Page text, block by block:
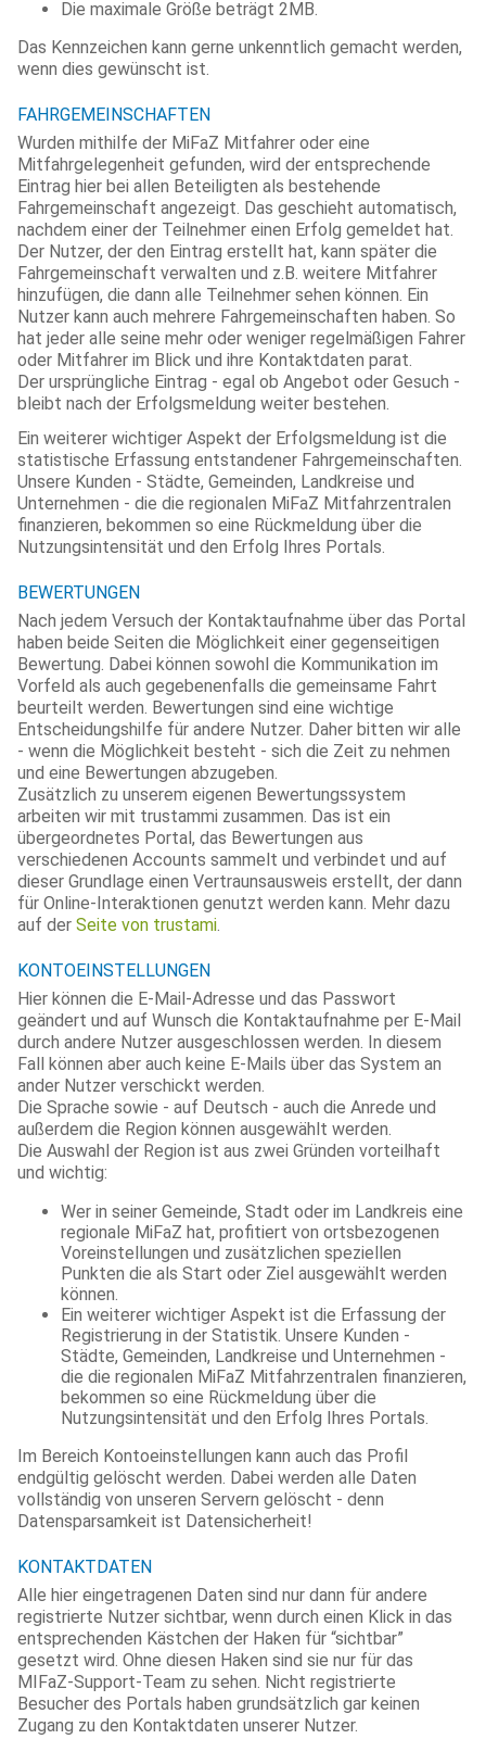
Die maximale Größe beträgt 2MB.
Das Kennzeichen kann gerne unkenntlich gemacht werden,
wenn dies gewünscht ist.
FAHRGEMEINSCHAFTEN
Wurden mithilfe der MiFaZ Mitfahrer oder eine
Mitfahrgelegenheit gefunden, wird der entsprechende
Eintrag hier bei allen Beteiligten als bestehende
Fahrgemeinschaft angezeigt. Das geschieht automatisch,
nachdem einer der Teilnehmer einen Erfolg gemeldet hat.
Der Nutzer, der den Eintrag erstellt hat, kann später die
Fahrgemeinschaft verwalten und z.B. weitere Mitfahrer
hinzufügen, die dann alle Teilnehmer sehen können. Ein
Nutzer kann auch mehrere Fahrgemeinschaften haben. So
hat jeder alle seine mehr oder weniger regelmäßigen Fahrer
oder Mitfahrer im Blick und ihre Kontaktdaten parat.
Der ursprüngliche Eintrag - egal ob Angebot oder Gesuch -
bleibt nach der Erfolgsmeldung weiter bestehen.
Ein weiterer wichtiger Aspekt der Erfolgsmeldung ist die
statistische Erfassung entstandener Fahrgemeinschaften.
Unsere Kunden - Städte, Gemeinden, Landkreise und
Unternehmen - die die regionalen MiFaZ Mitfahrzentralen
finanzieren, bekommen so eine Rückmeldung über die
Nutzungsintensität und den Erfolg Ihres Portals.
BEWERTUNGEN
Nach jedem Versuch der Kontaktaufnahme über das Portal
haben beide Seiten die Möglichkeit einer gegenseitigen
Bewertung. Dabei können sowohl die Kommunikation im
Vorfeld als auch gegebenenfalls die gemeinsame Fahrt
beurteilt werden. Bewertungen sind eine wichtige
Entscheidungshilfe für andere Nutzer. Daher bitten wir alle
- wenn die Möglichkeit besteht - sich die Zeit zu nehmen
und eine Bewertungen abzugeben.
Zusätzlich zu unserem eigenen Bewertungssystem
arbeiten wir mit trustammi zusammen. Das ist ein
übergeordnetes Portal, das Bewertungen aus
verschiedenen Accounts sammelt und verbindet und auf
dieser Grundlage einen Vertraunsausweis erstellt, der dann
für Online-Interaktionen genutzt werden kann. Mehr dazu
auf der Seite von trustami.
KONTOEINSTELLUNGEN
Hier können die E-Mail-Adresse und das Passwort
geändert und auf Wunsch die Kontaktaufnahme per E-Mail
durch andere Nutzer ausgeschlossen werden. In diesem
Fall können aber auch keine E-Mails über das System an
ander Nutzer verschickt werden.
Die Sprache sowie - auf Deutsch - auch die Anrede und
außerdem die Region können ausgewählt werden.
Die Auswahl der Region ist aus zwei Gründen vorteilhaft
und wichtig:
Wer in seiner Gemeinde, Stadt oder im Landkreis eine
regionale MiFaZ hat, profitiert von ortsbezogenen
Voreinstellungen und zusätzlichen speziellen
Punkten die als Start oder Ziel ausgewählt werden
können.
Ein weiterer wichtiger Aspekt ist die Erfassung der
Registrierung in der Statistik. Unsere Kunden -
Städte, Gemeinden, Landkreise und Unternehmen -
die die regionalen MiFaZ Mitfahrzentralen finanzieren,
bekommen so eine Rückmeldung über die
Nutzungsintensität und den Erfolg Ihres Portals.
Im Bereich Kontoeinstellungen kann auch das Profil
endgültig gelöscht werden. Dabei werden alle Daten
vollständig von unseren Servern gelöscht - denn
Datensparsamkeit ist Datensicherheit!
KONTAKTDATEN
Alle hier eingetragenen Daten sind nur dann für andere
registrierte Nutzer sichtbar, wenn durch einen Klick in das
entsprechenden Kästchen der Haken für “sichtbar”
gesetzt wird. Ohne diesen Haken sind sie nur für das
MIFaZ-Support-Team zu sehen. Nicht registrierte
Besucher des Portals haben grundsätzlich gar keinen
Zugang zu den Kontaktdaten unserer Nutzer.